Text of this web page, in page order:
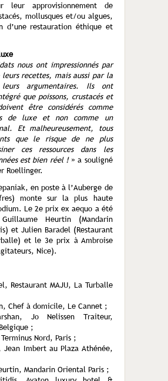
leur approvisionnement de
mollusques et/ou algues,
d’une restauration éthique et
nous ont impressionnés par
recettes, mais aussi par la
argumentaires. Ils ont
que poissons, crustacés et
être considérés comme
de luxe et non comme un
Et malheureusement, tous
que le risque de ne plus
ces ressources dans les
est bien réel !» a souligné
Roellinger.
en poste à l’Auberge de
monte sur la plus haute
Le 2e prix ex aequo a été
Heurtin (Mandarin
et Julien Baradel (Restaurant
et le 3e prix à Ambroise
Nice).
Restaurant MAJU, La Turballe
Chef à domicile, Le Cannet ;
Jo Nelissen Traiteur,
;
Nord, Paris ;
Jean Imbert au Plaza Athénée,
Mandarin Oriental Paris ;